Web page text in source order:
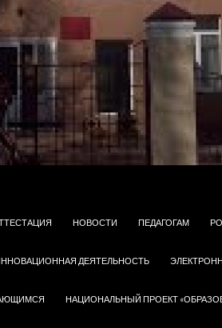
НОВОСТИ ПЕДАГОГАМ
ДЕЯТЕЛЬНОСТЬ
НАЦИОНАЛЬНЫЙ ПРОЕКТ